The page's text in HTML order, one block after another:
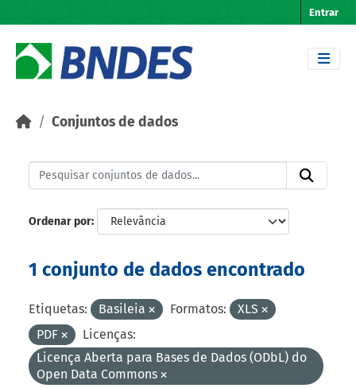
Entrar
Conjuntos de dados
Ordenar por
1 conjunto de dados encontrado
Etiquetas: Basileia Formatos:
XLS
PDF
Licenças:
Licença Aberta para Bases de Dados (ODbL) do
Open Data Commons